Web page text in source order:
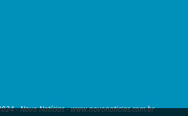
- Novo Notícias - www.novonoticias.com.br